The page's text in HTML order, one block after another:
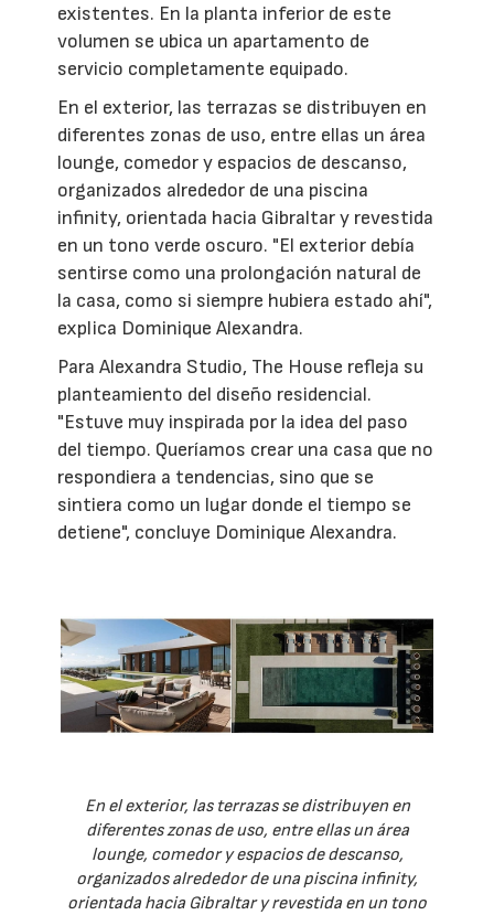
existentes. En la planta inferior de este
volumen se ubica un apartamento de
servicio completamente equipado.
En el exterior, las terrazas se distribuyen en
diferentes zonas de uso, entre ellas un área
lounge, comedor y espacios de descanso,
organizados alrededor de una piscina
infinity, orientada hacia Gibraltar y revestida
en un tono verde oscuro. "El exterior debía
sentirse como una prolongación natural de
la casa, como si siempre hubiera estado ahí",
explica Dominique Alexandra.
Para Alexandra Studio, The House refleja su
planteamiento del diseño residencial.
"Estuve muy inspirada por la idea del paso
del tiempo. Queríamos crear una casa que no
respondiera a tendencias, sino que se
sintiera como un lugar donde el tiempo se
detiene", concluye Dominique Alexandra.
En el exterior, las terrazas se distribuyen en
diferentes zonas de uso, entre ellas un área
lounge, comedor y espacios de descanso,
organizados alrededor de una piscina infinity,
orientada hacia Gibraltar y revestida en un tono